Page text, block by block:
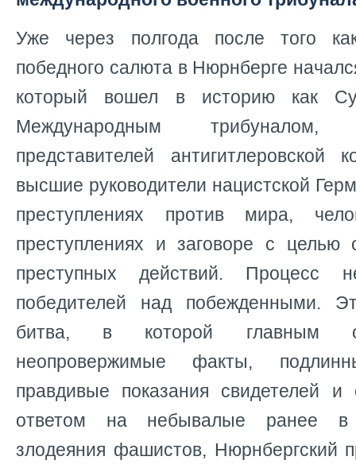
Уже через полгода после того
победного салюта в Нюрнберге
который вошел в историю как
Международным
представителей антигитлеровской
высшие руководители нацистской
преступлениях против мира,
преступлениях и заговоре с целью
преступных действий. Процесс
победителей над побежденными.
битва, в которой главным
неопровержимые факты,
правдивые показания свидетелей и
ответом на небывалые ранее в
злодеяния фашистов, Нюрнбергский